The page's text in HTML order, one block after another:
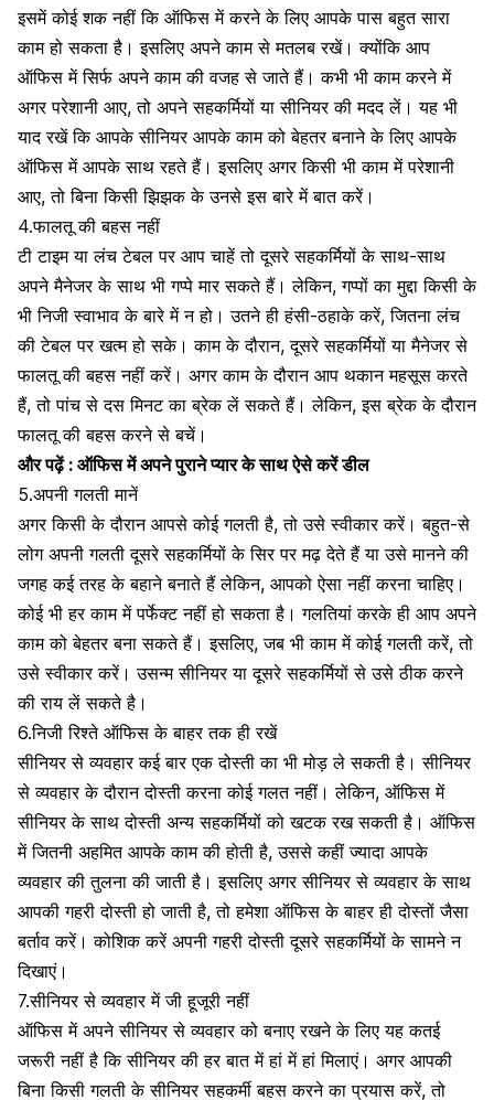
इसमें कोई शक नहीं कि ऑफिस में करने के लिए आपके पास बहुत सारा
काम हो सकता है। इसलिए अपने काम से मतलब रखें। क्योंकि आप
ऑफिस में सिर्फ अपने काम की वजह से जाते हैं। कभी भी काम करने में
अगर परेशानी आए, तो अपने सहकर्मियों या सीनियर की मदद लें। यह भी
याद रखें कि आपके सीनियर आपके काम को बेहतर बनाने के लिए आपके
ऑफिस में आपके साथ रहते हैं। इसलिए अगर किसी भी काम में परेशानी
आए, तो बिना किसी झिझक के उनसे इस बारे में बात करें।
4.फालतू की बहस नहीं
टी टाइम या लंच टेबल पर आप चाहें तो दूसरे सहकर्मियों के साथ-साथ
अपने मैनेजर के साथ भी गप्पे मार सकते हैं। लेकिन, गप्पों का मुद्दा किसी के
भी निजी स्वाभाव के बारे में न हो। उतने ही हंसी-ठहाके करें, जितना लंच
की टेबल पर खत्म हो सके। काम के दौरान, दूसरे सहकर्मियों या मैनेजर से
फालतू की बहस नहीं करें। अगर काम के दौरान आप थकान महसूस करते
हैं, तो पांच से दस मिनट का ब्रेक लें सकते हैं। लेकिन, इस ब्रेक के दौरान
फालतू की बहस करने से बचें।
और पढ़ें : ऑफिस में अपने पुराने प्यार के साथ ऐसे करें डील
5.अपनी गलती मानें
अगर किसी के दौरान आपसे कोई गलती है, तो उसे स्वीकार करें। बहुत-से
लोग अपनी गलती दूसरे सहकर्मियों के सिर पर मढ़ देते हैं या उसे मानने की
जगह कई तरह के बहाने बनाते हैं लेकिन, आपको ऐसा नहीं करना चाहिए।
कोई भी हर काम में पर्फेक्ट नहीं हो सकता है। गलतियां करके ही आप अपने
काम को बेहतर बना सकते हैं। इसलिए, जब भी काम में कोई गलती करें, तो
उसे स्वीकार करें। उसन्म सीनियर या दूसरे सहकर्मियों से उसे ठीक करने
की राय लें सकते है।
6.निजी रिश्ते ऑफिस के बाहर तक ही रखें
सीनियर से व्यवहार कई बार एक दोस्ती का भी मोड़ ले सकती है। सीनियर
से व्यवहार के दौरानदोस्ती करना कोई गलत नहीं। लेकिन, ऑफिस में
सीनियर के साथ दोस्ती अन्य सहकर्मियों को खटक रख सकती है। ऑफिस
में जितनी अहमित आपके काम की होती है, उससे कहीं ज्यादा आपके
व्यवहार की तुलना की जाती है। इसलिए अगर सीनियर से व्यवहार के साथ
आपकी गहरी दोस्ती हो जाती है, तो हमेशा ऑफिस के बाहर ही दोस्तों जैसा
बर्ताव करें। कोशिक करें अपनी गहरी दोस्ती दूसरे सहकर्मियों के सामने न
दिखाएं।
7.सीनियर से व्यवहार में जी हूजूरी नहीं
ऑफिस में अपने सीनियर से व्यवहार को बनाए रखने के लिए यह कतई
जरूरी नहीं है कि सीनियर की हर बात में हां में हां मिलाएं। अगर आपकी
बिना किसी गलती के सीनियर सहकर्मी बहस करने का प्रयास करें, तो